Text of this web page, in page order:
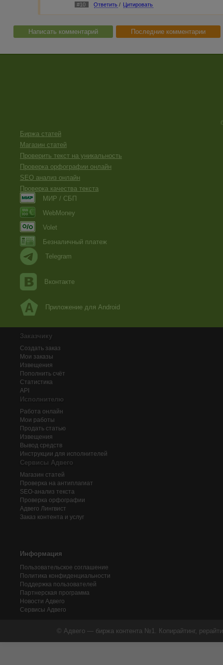
#10 Ответить / Цитировать
Написать комментарий Последние комментарии
Биржа статей
Магазин статей
Проверить текст на уникальность
Проверка орфографии онлайн
SEO анализ онлайн
Проверка качества текста
МИР / СБП
WebMoney
Volet
Безналичный платеж
Telegram
Вконтакте
Приложение для Android
Заказчику
Создать заказ
Мои заказы
Извещения
Пополнить счёт
Статистика
API
Исполнителю
Работа онлайн
Мои работы
Продать статью
Извещения
Вывод средств
Инструкции для исполнителей
Сервисы Адвего
Магазин статей
Проверка на антиплагиат
SEO-анализ текста
Проверка орфографии
Адвего Лингвист
Заказ контента и услуг
Информация
Пользовательское соглашение
Политика конфиденциальности
Поддержка пользователей
Партнерская программа
Новости Адвего
Сервисы Адвего
© Адвего — биржа контента №1. Копирайтинг,